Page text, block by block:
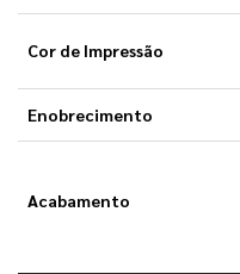
Cor de Impressão
Enobrecimento
Acabamento